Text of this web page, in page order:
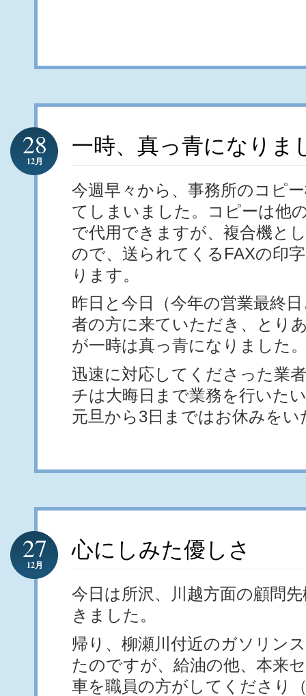
一時、真っ青になりま
28
12月
今週早々から、事務所のコピ
てしまいました。コピーは他
で代用できますが、複合機と
ので、送られてくるFAXの印
ります。
昨日と今日（今年の営業最終
者の方に来ていただき、とり
が一時は真っ青になりました
迅速に対応してくださった業
チは大晦日まで業務を行いた
元旦から3日まではお休みを
心にしみた優しさ
27
12月
今日は所沢、川越方面の顧問
きました。
帰り、柳瀬川付近のガソリン
たのですが、給油の他、本来
車を職員の方がしてくださり